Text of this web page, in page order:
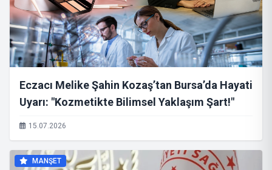
Eczacı Melike Şahin Kozaş’tan Bursa’da Hayati
Uyarı: "Kozmetikte Bilimsel Yaklaşım Şart!"
15.07.2026
MANŞET